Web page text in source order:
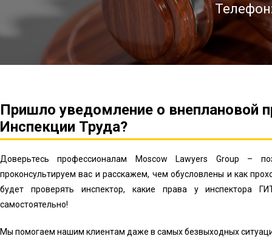
Пришло уведомление о внеплановой
Инспекции Труда?
Доверьтесь профессионалам Moscow Lawyers Group –
проконсультируем вас и расскажем, чем обусловлены и как
будет проверять инспектор, какие права у инспектора
самостоятельно!
Мы помогаем нашим клиентам даже в самых безвыходных